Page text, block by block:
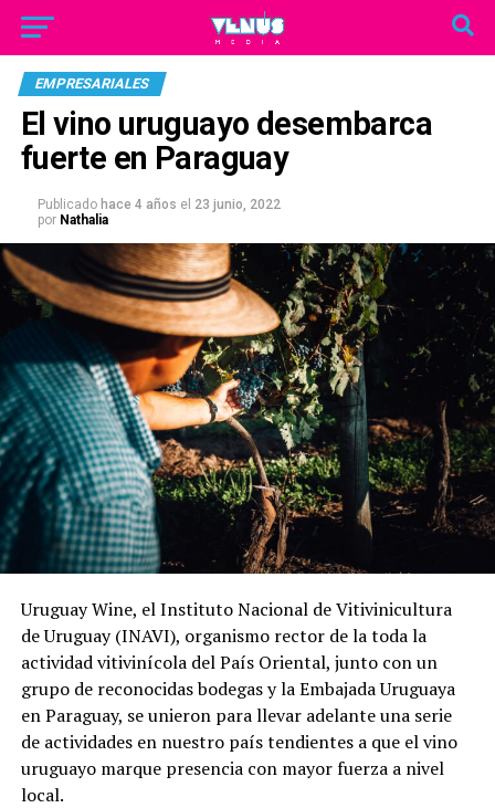
EMPRESARIALES
El vino uruguayo desembarca
fuerte en Paraguay
Publicado hace 4 años el 23 junio, 2022
por Nathalia
Uruguay Wine, el Instituto Nacional de Vitivinicultura
de Uruguay (INAVI), organismo rector de la toda la
actividad vitivinícola del País Oriental, junto con un
grupo de reconocidas bodegas y la Embajada Uruguaya
en Paraguay, se unieron para llevar adelante una serie
de actividades en nuestro país tendientes a que el vino
uruguayo marque presencia con mayor fuerza a nivel
local.